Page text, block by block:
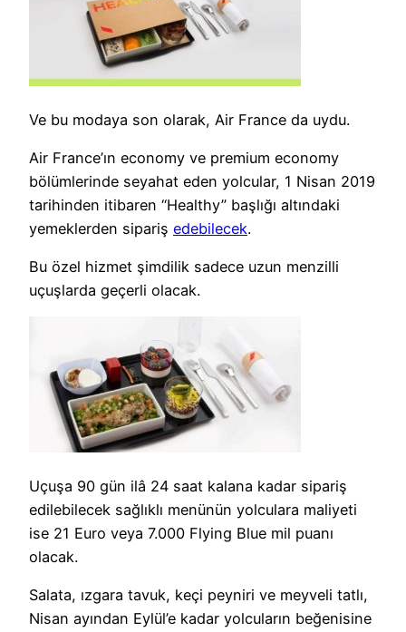
Ve bu modaya son olarak, Air France da uydu.
Air France’ın economy ve premium economy
bölümlerinde seyahat eden yolcular, 1 Nisan 2019
tarihinden itibaren “Healthy” başlığı altındaki
yemeklerden sipariş edebilecek.
Bu özel hizmet şimdilik sadece uzun menzilli
uçuşlarda geçerli olacak.
Uçuşa 90 gün ilâ 24 saat kalana kadar sipariş
edilebilecek sağlıklı menünün yolculara maliyeti
ise 21 Euro veya 7.000 Flying Blue mil puanı
olacak.
Salata, ızgara tavuk, keçi peyniri ve meyveli tatlı,
Nisan ayından Eylül’e kadar yolcuların beğenisine